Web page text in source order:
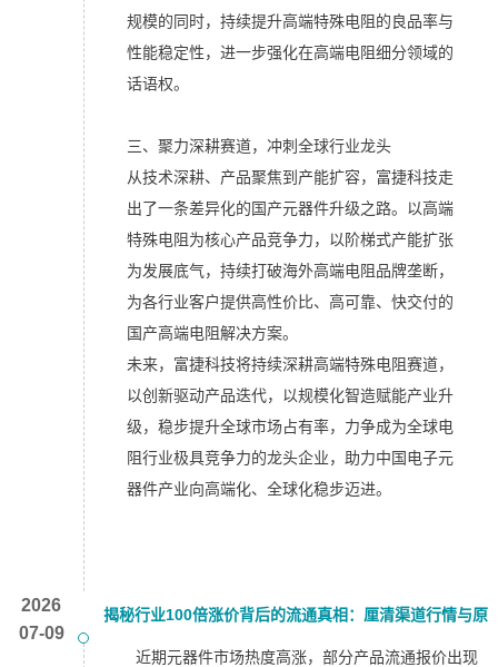
规模的同时，持续提升高端特殊电阻的良品率与
性能稳定性，进一步强化在高端电阻细分领域的
话语权。
三、聚力深耕赛道，冲刺全球行业龙头
从技术深耕、产品聚焦到产能扩容，富捷科技走
出了一条差异化的国产元器件升级之路。以高端
特殊电阻为核心产品竞争力，以阶梯式产能扩张
为发展底气，持续打破海外高端电阻品牌垄断，
为各行业客户提供高性价比、高可靠、快交付的
国产高端电阻解决方案。
未来，富捷科技将持续深耕高端特殊电阻赛道，
以创新驱动产品迭代，以规模化智造赋能产业升
级，稳步提升全球市场占有率，力争成为全球电
阻行业极具竞争力的龙头企业，助力中国电子元
器件产业向高端化、全球化稳步迈进。
2026
07-09
揭秘行业100倍涨价背后的流通真相：厘清渠道行情与原
厂定价差异揭秘行业100倍涨价背后的流通真相：厘清渠
近期元器件市场热度高涨，部分产品流通报价出现